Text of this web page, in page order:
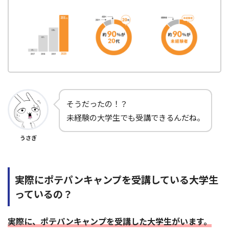
うさぎ
そうだったの！？
未経験の大学生でも受講できるんだね。
実際にポテパンキャンプを受講している大学生
っているの？
実際に、ポテパンキャンプを受講した大学生がいます。